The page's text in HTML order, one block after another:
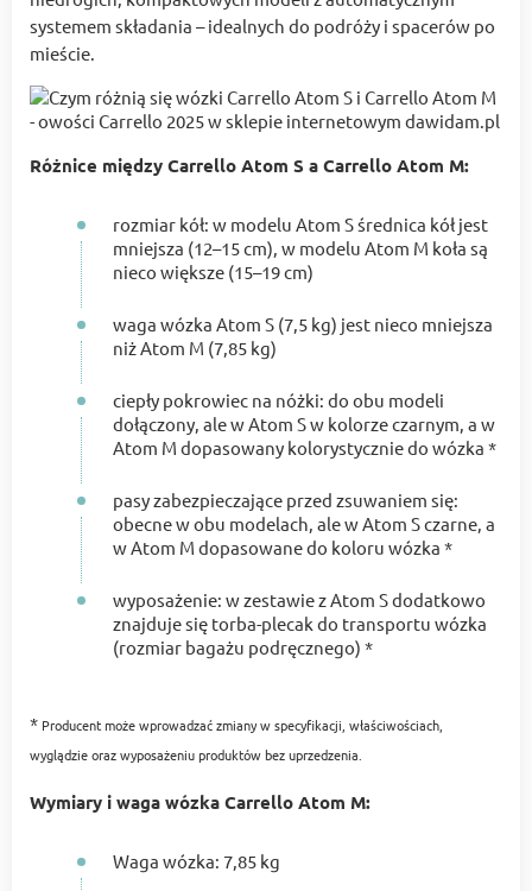
systemem składania – idealnych do podróży i spacerów po
mieście.
Różnice między Carrello Atom S a Carrello Atom M:
rozmiar kół: w modelu Atom S średnica kół jest
mniejsza (12–15 cm), w modelu Atom M koła są
nieco większe (15–19 cm)
waga wózka Atom S (7,5 kg) jest nieco mniejsza
niż Atom M (7,85 kg)
ciepły pokrowiec na nóżki: do obu modeli
dołączony, ale w Atom S w kolorze czarnym, a w
Atom M dopasowany kolorystycznie do wózka *
pasy zabezpieczające przed zsuwaniem się:
obecne w obu modelach, ale w Atom S czarne, a
w Atom M dopasowane do koloru wózka *
wyposażenie: w zestawie z Atom S dodatkowo
znajduje się torba-plecak do transportu wózka
(rozmiar bagażu podręcznego) *
* Producent może wprowadzać zmiany w specyfikacji, właściwościach,
wyglądzie oraz wyposażeniu produktów bez uprzedzenia.
Wymiary i waga wózka Carrello Atom M:
Waga wózka: 7,85 kg